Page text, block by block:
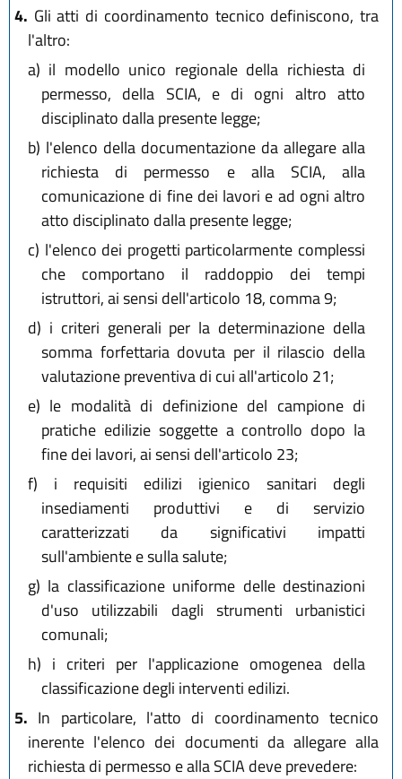
4. Gli atti di coordinamento tecnico definiscono, tra
l'altro:
a) il modello unico regionale della richiesta di
permesso, della SCIA, e di ogni altro atto
disciplinato dalla presente legge;
b) l'elenco della documentazione da allegare alla
richiesta di permesso e alla SCIA, alla
comunicazione di fine dei lavori e ad ogni altro
atto disciplinato dalla presente legge;
c) l'elenco dei progetti particolarmente complessi
che comportano il raddoppio dei tempi
istruttori, ai sensi dell'articolo 18, comma 9;
d) i criteri generali per la determinazione della
somma forfettaria dovuta per il rilascio della
valutazione preventiva di cui all'articolo 21;
e) le modalità di definizione del campione di
pratiche edilizie soggette a controllo dopo la
fine dei lavori, ai sensi dell'articolo 23;
f) i requisiti edilizi igienico sanitari degli
insediamenti produttivi e di servizio
caratterizzati da significativi impatti
sull'ambiente e sulla salute;
g) la classificazione uniforme delle destinazioni
d'uso utilizzabili dagli strumenti urbanistici
comunali;
h) i criteri per l'applicazione omogenea della
classificazione degli interventi edilizi.
5. In particolare, l'atto di coordinamento tecnico
inerente l'elenco dei documenti da allegare alla
richiesta di permesso e alla SCIA deve prevedere: